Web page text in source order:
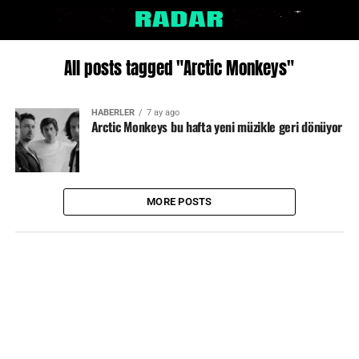
All posts tagged "Arctic Monkeys"
HABERLER 7 ay ago
Arctic Monkeys bu hafta yeni müzikle geri dönüyor
MORE POSTS